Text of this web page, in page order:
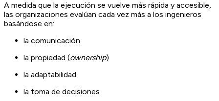
A medida que la ejecución se vuelve más rápida y accesible,
las organizaciones evalúan cada vez más a los ingenieros
basándose en:
la comunicación
la propiedad (ownership)
la adaptabilidad
la toma de decisiones